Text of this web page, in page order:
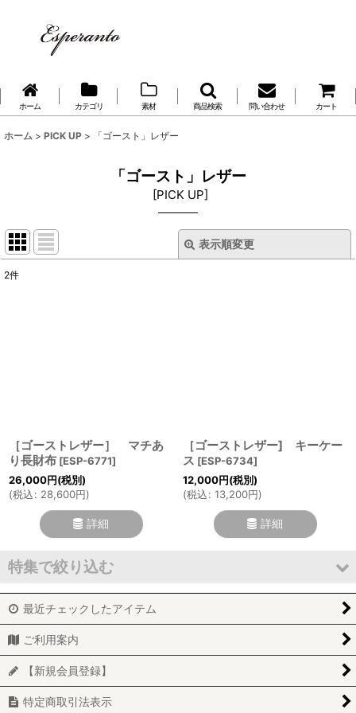
ホーム カテゴリ 素材 商品検索 問い合わせ カート
ホーム > PICK UP > 「ゴースト」レザー
「ゴースト」レザー
[PICK UP]
表示順変更
2件
［ゴーストレザー］ マチあ
り長財布 [ESP-6771]
26,000円(税別)
(税込: 28,600円)
詳細
［ゴーストレザー] キーケー
ス [ESP-6734]
12,000円(税別)
(税込: 13,200円)
詳細
特集で絞り込む
「エスペラント」レザー
「プエブロ」レザー
「クレイジーカーフ」レザー
最近チェックしたアイテム
ご利用案内
【新規会員登録】
特定商取引法表示